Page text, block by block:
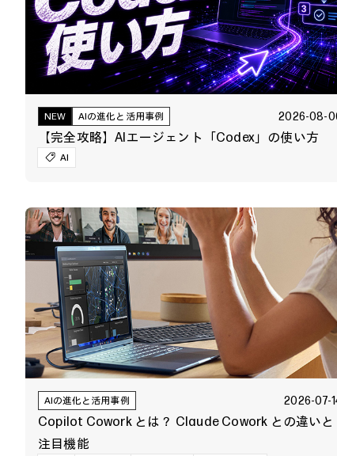
イベント・コラム
イベント・セミナー情報
コラム一覧
NEW AIの進化と活用事例 2026-08-
【完全攻略】AIエージェント「Codex」の使い方
AI
AIの進化と活用事例 2026-07-
Copilot Cowork とは？ Claude Cowork との違いと
注目機能